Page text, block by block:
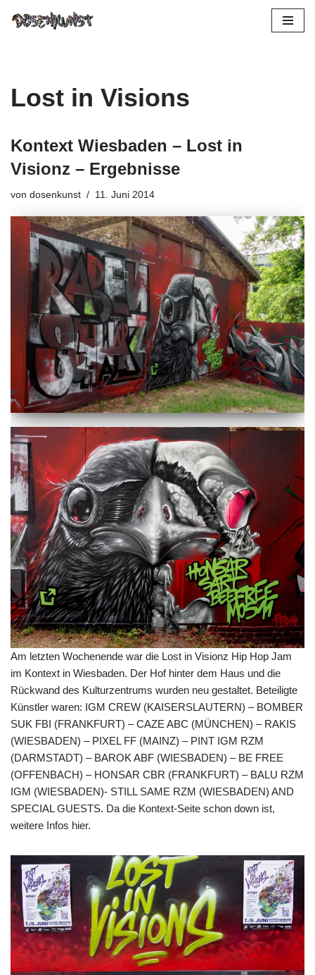
Lost in Visions
Kontext Wiesbaden – Lost in
Visionz – Ergebnisse
von dosenkunst 11. Juni 2014
Am letzten Wochenende war die Lost in Visionz Hip Hop Jam
im Kontext in Wiesbaden. Der Hof hinter dem Haus und die
Rückwand des Kulturzentrums wurden neu gestaltet. Beteiligte
Künstler waren: IGM CREW (KAISERSLAUTERN) – BOMBER
SUK FBI (FRANKFURT) – CAZE ABC (MÜNCHEN) – RAKIS
(WIESBADEN) – PIXEL FF (MAINZ) – PINT IGM RZM
(DARMSTADT) – BAROK ABF (WIESBADEN) – BE FREE
(OFFENBACH) – HONSAR CBR (FRANKFURT) – BALU RZM
IGM (WIESBADEN)- STILL SAME RZM (WIESBADEN) AND
SPECIAL GUESTS. Da die Kontext-Seite schon down ist,
weitere Infos hier.